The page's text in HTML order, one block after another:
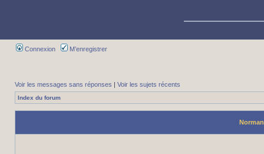
Connexion M’enregistrer
Voir les messages sans réponses | Voir les sujets récents
Index du forum